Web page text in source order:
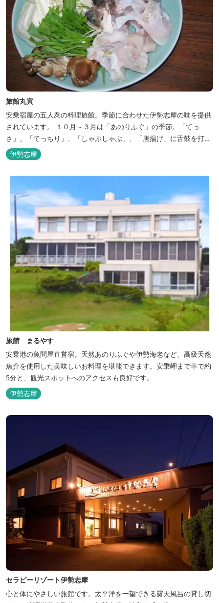
旅館丸寅
安乗宿屋の五人衆の料理旅館。季節に合わせた伊勢志摩の味を提供
されています。 １０月～３月は「あのりふぐ」の季節。「てっ
さ」、「てっちり」、「しゃぶしゃぶ」、「唐揚げ」に舌鼓を打っ
ていただけます。その他、クエマス、伊勢エビ料理もあり。
伊勢志摩
旅館 まるやす
安乗港の魚問屋直営宿。天然あのりふぐや伊勢海老など、高級天然
魚介を使用した美味しいお料理を堪能できます。安乗岬まで車で約
5分と、観光スポットへのアクセスも良好です。
伊勢志摩
セラピーリゾート伊勢志摩
心と体にやさしい旅館です。太平洋を一望できる露天風呂の貸し切